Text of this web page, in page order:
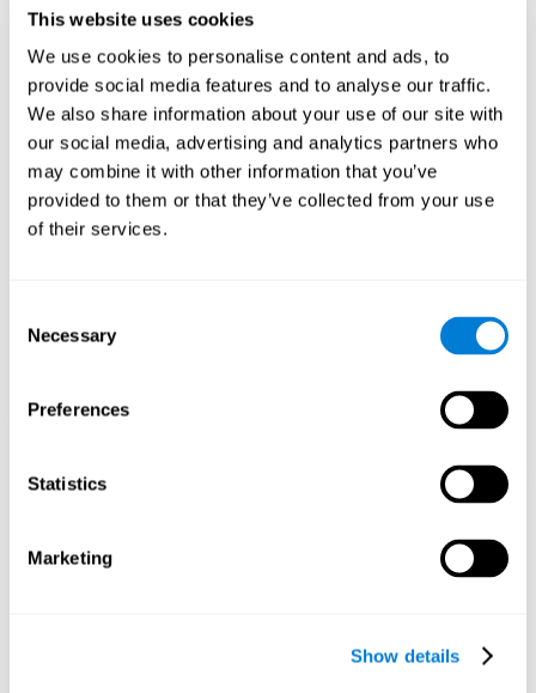
This website uses cookies
We use cookies to personalise content and ads, to
provide social media features and to analyse our traffic.
We also share information about your use of our site with
our social media, advertising and analytics partners who
may combine it with other information that you’ve
provided to them or that they’ve collected from your use
of their services.
Selection
Necessary
Preferences
Statistics
Marketing
Show details
Parejas Musicales de CogniFit estimula un patrón de activación
reorganicen y recuperen funciones cognitivas debilitadas o
dañadas.
Estimular de manera consistente nuestras habilidades, puede
ayudar a crear nuevas sinapsis, y a que los circuitos neuronales
se reorganicen y mejoren las funciones cognitivas. En el juego
Parejas Musicales se busca estimular capacidades relacionadas
con el reconocimiento y la memoria fonológica a corto plazo.
Proyección gráfica orientativa de las redes neuronales después
¿Qué pasa cuando no entreno mis
Nuestro cerebro tiende a ahorrar recursos eliminando las